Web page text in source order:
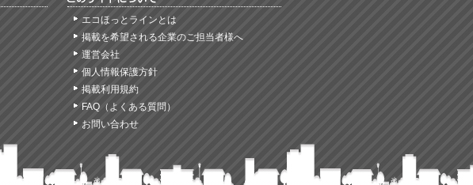
エコほっとラインとは
掲載を希望される企業のご担当者様へ
運営会社
個人情報保護方針
掲載利用規約
FAQ（よくある質問）
お問い合わせ